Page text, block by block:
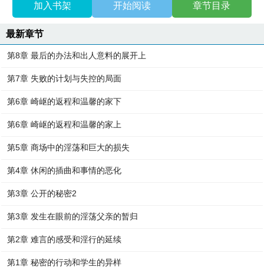
加入书架 开始阅读 章节目录
最新章节
第8章 最后的办法和出人意料的展开上
第7章 失败的计划与失控的局面
第6章 崎岖的返程和温馨的家下
第6章 崎岖的返程和温馨的家上
第5章 商场中的淫荡和巨大的损失
第4章 休闲的插曲和事情的恶化
第3章 公开的秘密2
第3章 发生在眼前的淫荡父亲的暂归
第2章 难言的感受和淫行的延续
第1章 秘密的行动和学生的异样